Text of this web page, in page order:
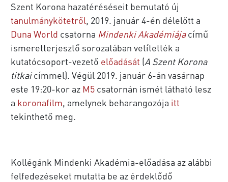
Szent Korona hazatéréséseit bemutató új
tanulmánykötetről, 2019. január 4-én délelőtt a
Duna World csatorna Mindenki Akadémiájacímű
ismeretterjesztő sorozatában vetítették a
kutatócsoport-vezető előadását (A Szent Korona
titkaicímmel). Végül 2019. január 6-án vasárnap
este 19:20-kor az M5 csatornán ismét látható lesz
a koronafilm, amelynek beharangozója itt
tekinthető meg.
Kollégánk Mindenki Akadémia-előadása az alábbi
felfedezéseket mutatta be az érdeklődő